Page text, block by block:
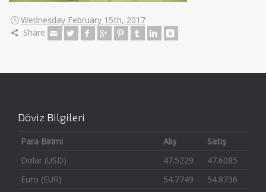
Wednesday February 15th, 2017
Share
Döviz Bilgileri
Para Birimi Alış
Satış
Dolar (USD)
47.5229
47.6085
Euro (EUR)
54.7749
54.8736